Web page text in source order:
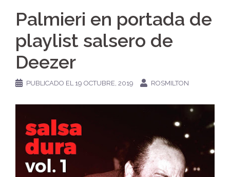
Palmieri en portada de
playlist salsero de
Deezer
PUBLICADO EL 19 OCTUBRE, 2019 ROSMILTON